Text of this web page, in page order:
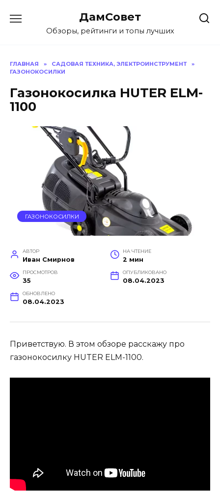
содержанию
ДамСовет
Обзоры, рейтинги и топы лучших
ГЛАВНАЯ » САДОВАЯ ТЕХНИКА, ЭЛЕКТРОИНСТРУМЕНТ
»
ГАЗОНОКОСИЛКИ
Газонокосилка HUTER ELM-
1100
ГАЗОНОКОСИЛКИ
АВТОР
Иван Смирнов
НА ЧТЕНИЕ
2 мин
ПРОСМОТРОВ
35
ОПУБЛИКОВАНО
08.04.2023
ОБНОВЛЕНО
08.04.2023
Приветствую. В этом обзоре расскажу про
газонокосилку HUTER ELM-1100.